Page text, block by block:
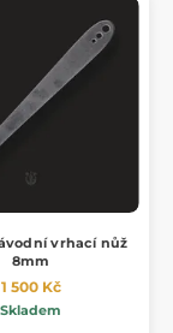
vrhací nůž
8mm
1 500 Kč
Skladem